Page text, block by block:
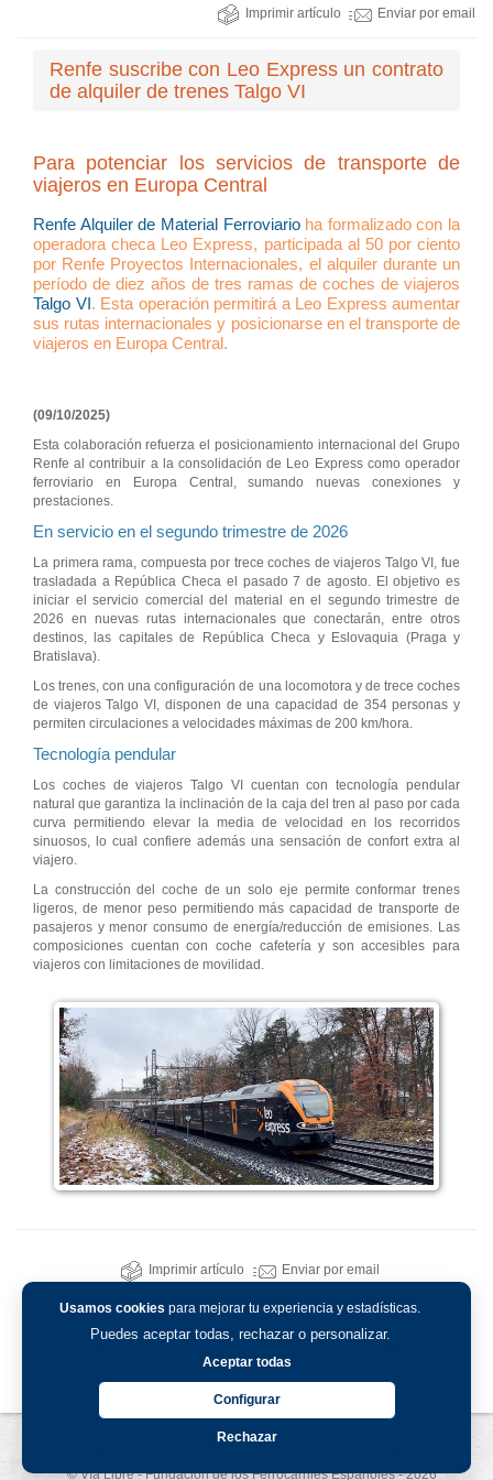
Usamos cookies para mejorar tu experiencia y estadísticas.
Puedes aceptar todas, rechazar o personalizar.
Aceptar todas
Configurar
Rechazar
Imprimir artículo Enviar por email
Renfe suscribe con Leo Express un contrato
de alquiler de trenes Talgo VI
Para potenciar los servicios de transporte de
viajeros en Europa Central
Renfe Alquiler de Material Ferroviarioha formalizado con la
operadora checa Leo Express, participada al 50 por ciento
por Renfe Proyectos Internacionales, el alquiler durante un
período de diez años de tres ramas de coches de viajeros
Talgo VI. Esta operación permitirá a Leo Express aumentar
sus rutas internacionales y posicionarse en el transporte de
viajeros en Europa Central.
(09/10/2025)
Esta colaboración refuerza el posicionamiento internacional del Grupo
Renfe al contribuir a la consolidación de Leo Express como operador
ferroviario en Europa Central, sumando nuevas conexiones y
prestaciones.
En servicio en el segundo trimestre de 2026
La primera rama, compuesta por trece coches de viajeros Talgo VI, fue
trasladada a República Checa el pasado 7 de agosto. El objetivo es
iniciar el servicio comercial del material en el segundo trimestre de
2026 en nuevas rutas internacionales que conectarán, entre otros
destinos, las capitales de República Checa y Eslovaquia (Praga y
Bratislava).
Los trenes, con una configuración de una locomotora y de trece coches
de viajeros Talgo VI, disponen de una capacidad de 354 personas y
permiten circulaciones a velocidades máximas de 200 km/hora.
Tecnología pendular
Los coches de viajeros Talgo VI cuentan con tecnología pendular
natural que garantiza la inclinación de la caja del tren al paso por cada
curva permitiendo elevar la media de velocidad en los recorridos
sinuosos, lo cual confiere además una sensación de confort extra al
viajero.
La construcción del coche de un solo eje permite conformar trenes
ligeros, de menor peso permitiendo más capacidad de transporte de
pasajeros y menor consumo de energía/reducción de emisiones. Las
composiciones cuentan con coche cafetería y son accesibles para
viajeros con limitaciones de movilidad.
Imprimir artículo Enviar por email
Política de privacidad
© Vía Libre - Fundación de los Ferrocarriles Españoles - 2026